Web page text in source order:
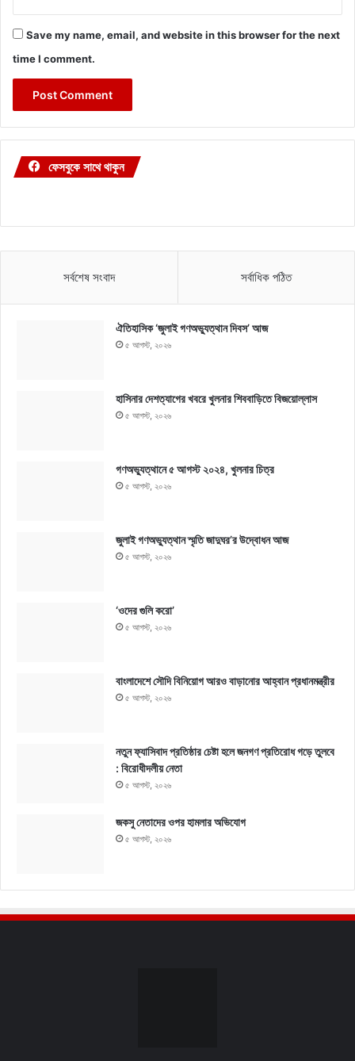
Save my name, email, and website in this browser for the next
time I comment.
ফেসবুকে সাথে থাকুন
সর্বশেষ সংবাদ সর্বাধিক পঠিত
ঐতিহাসিক ‘জুলাই গণঅভ্যুত্থান দিবস’ আজ
৫ আগস্ট, ২০২৬
হাসিনার দেশত্যাগের খবরে খুলনার শিববাড়িতে বিজয়োল্লাস
৫ আগস্ট, ২০২৬
গণঅভ্যুত্থানে ৫ আগস্ট ২০২৪, খুলনার চিত্র
৫ আগস্ট, ২০২৬
জুলাই গণঅভ্যুত্থান স্মৃতি জাদুঘর’র উদ্বোধন আজ
৫ আগস্ট, ২০২৬
‘ওদের গুলি করো’
৫ আগস্ট, ২০২৬
বাংলাদেশে সৌদি বিনিয়োগ আরও বাড়ানোর আহ্বান প্রধানমন্ত্রীর
৫ আগস্ট, ২০২৬
নতুন ফ্যাসিবাদ প্রতিষ্ঠার চেষ্টা হলে জনগণ প্রতিরোধ গড়ে তুলবে
: বিরোধীদলীয় নেতা
৫ আগস্ট, ২০২৬
জকসু নেতাদের ওপর হামলার অভিযোগ
৫ আগস্ট, ২০২৬